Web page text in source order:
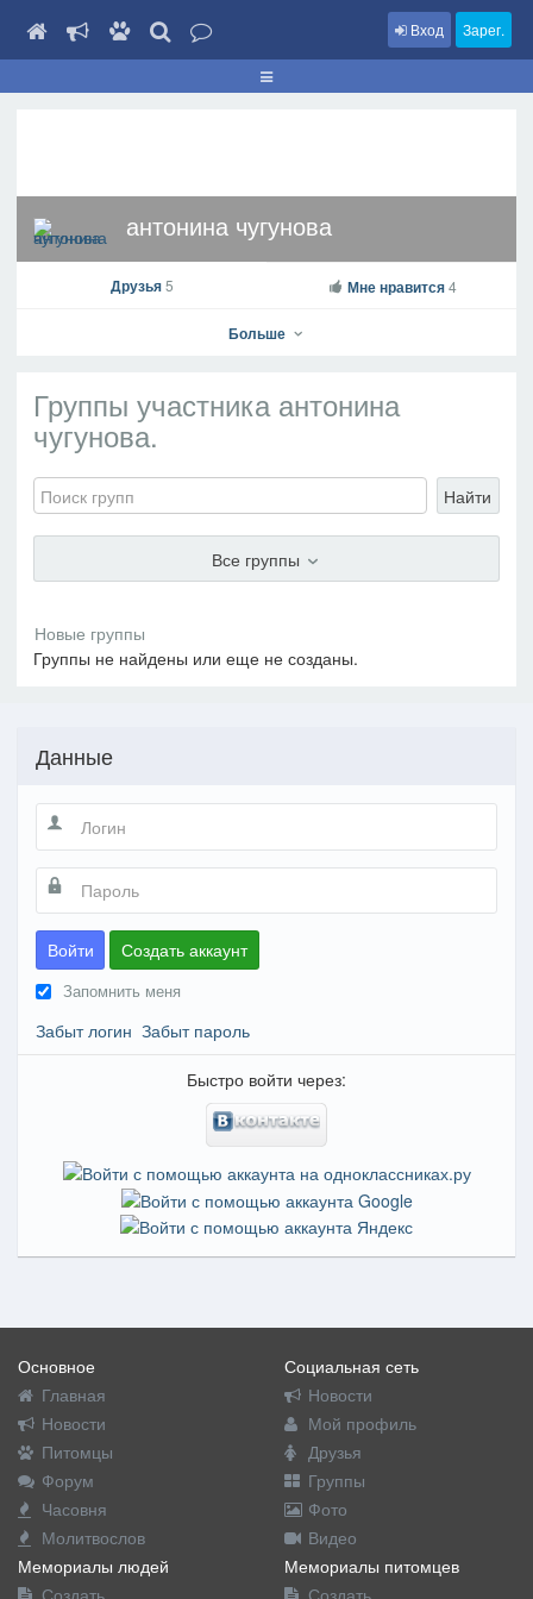
Вход Зарег.
антонина чугунова
На профиль
В друзья Написать сообщение
Друзья5 Мне нравится 4
Больше
Группы участника антонина
чугунова.
Найти
Все группы
Группы не найдены или еще не созданы.
Данные
Войти Создать аккаунт
Запомнить меня
Забыт логин Забыт пароль
Быстро войти через:
Основное
Главная
Новости
Питомцы
Форум
Часовня
Молитвослов
Социальная сеть
Новости
Мой профиль
Друзья
Группы
Фото
Видео
Мемориалы людей
Мемориалы питомцев